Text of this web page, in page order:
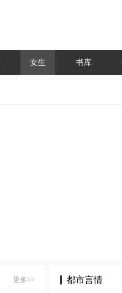
女生 书库
更多>> 都市言情